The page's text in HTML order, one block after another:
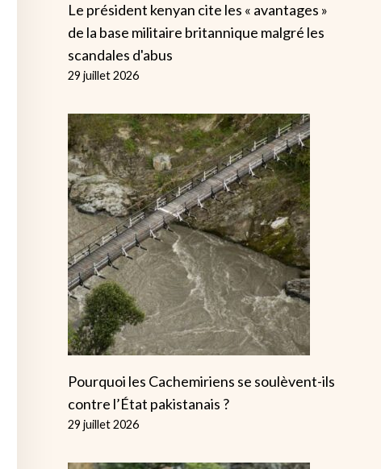
Le président kenyan cite les « avantages »
de la base militaire britannique malgré les
scandales d'abus
29 juillet 2026
Pourquoi les Cachemiriens se soulèvent-ils
contre l’État pakistanais ?
29 juillet 2026